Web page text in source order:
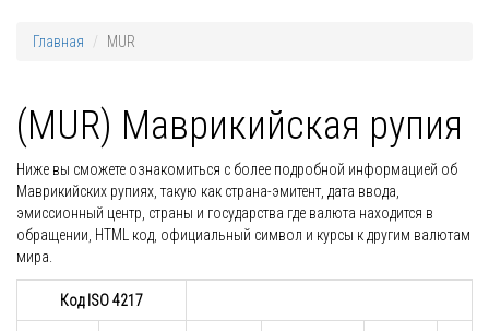
Главная MUR
(MUR) Маврикийская рупия
Ниже вы сможете ознакомиться с более подробной информацией об
Маврикийских рупиях, такую как страна-эмитент, дата ввода,
эмиссионный центр, страны и государства где валюта находится в
обращении, HTML код, официальный символ и курсы к другим валютам
мира.
Код ISO 4217